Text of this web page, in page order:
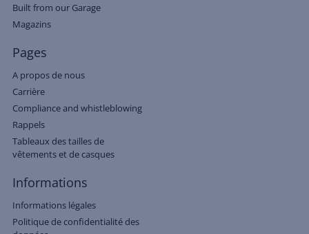
Built from our Garage
Magazins
Pages
A propos de nous
Carrière
Compliance and whistleblowing
Rappels
Tableaux des tailles de
vêtements et de casques
Informations
Informations légales
Politique de confidentialité des